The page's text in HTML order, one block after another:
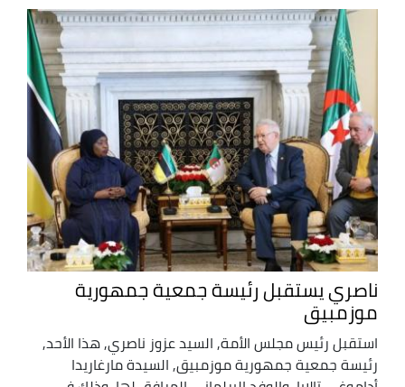
ناصري يستقبل رئيسة جمعية جمهورية
موزمبيق
استقبل رئيس مجلس الأمة, السيد عزوز ناصري, هذا الأحد,
رئيسة جمعية جمهورية موزمبيق, السيدة مارغاريدا